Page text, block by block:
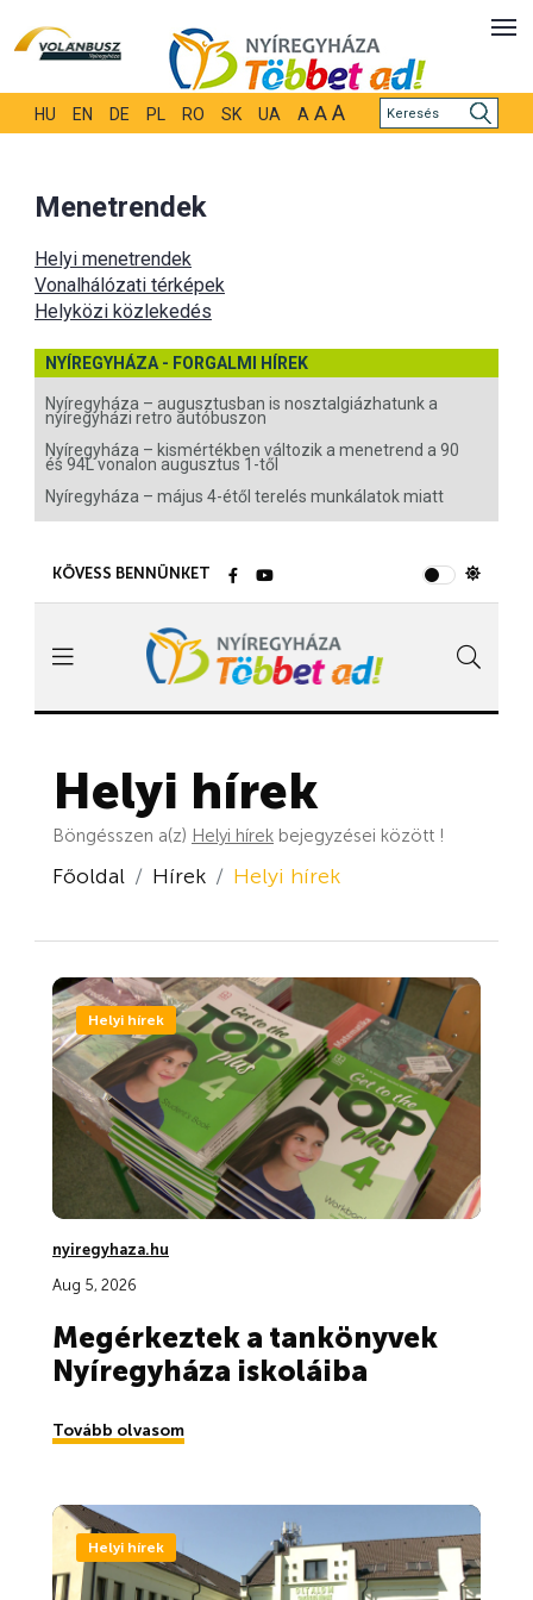
HU EN DE PL RO SK UA A A A
Menetrendek
Helyi menetrendek
Vonalhálózati térképek
Helyközi közlekedés
NYÍREGYHÁZA - FORGALMI HÍREK
Nyíregyháza – augusztusban is nosztalgiázhatunk a
nyíregyházi retro autóbuszon
Nyíregyháza – kismértékben változik a menetrend a 90
és 94L vonalon augusztus 1-től
Nyíregyháza – május 4-étől terelés munkálatok miatt